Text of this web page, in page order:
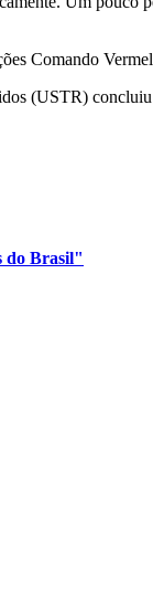
Comando
(USTR)
do Brasil"